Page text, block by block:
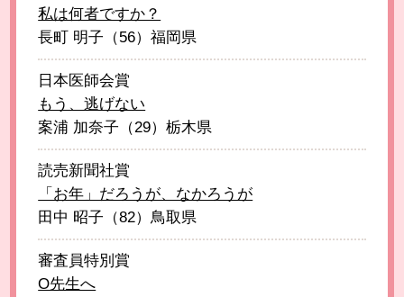
私は何者ですか？
長町 明子（56）福岡県
日本医師会賞
もう、逃げない
案浦 加奈子（29）栃木県
読売新聞社賞
「お年」だろうが、なかろうが
田中 昭子（82）鳥取県
審査員特別賞
O先生へ